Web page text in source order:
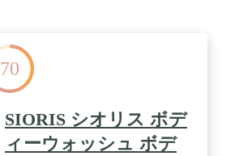
70
SIORIS シオリス ボデ
ィーウォッシュ ボデ